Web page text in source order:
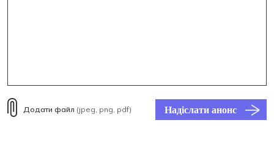
Додати файл (jpeg, png, pdf) Надіслати анонс